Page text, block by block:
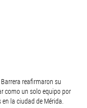
reafirmaron su
como un solo equipo por
la ciudad de Mérida.